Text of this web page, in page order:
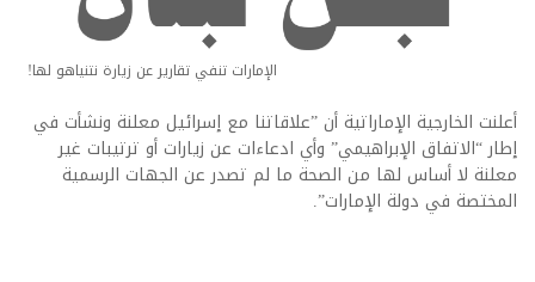
الإمارات تنفي تقارير عن زيارة نتنياهو لها!
أعلنت الخارجية الإماراتية أن ​”علاقاتنا مع إسرائيل معلنة ونشأت في
إطار “الاتفاق الإبراهيمي” وأي ⁠ادعاءات ​عن زيارات أو ⁠ترتيبات ​غير
⁠معلنة ⁠لا أساس ⁠لها من الصحة ​ما ⁠لم ‌تصدر ‌عن الجهات ⁠الرسمية
‌المختصة ​في دولة الإمارات”.